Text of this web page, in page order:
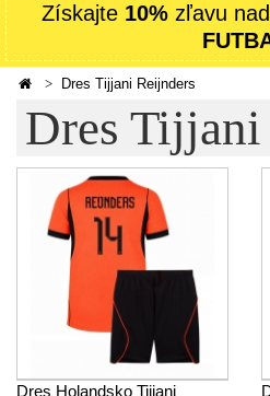
Získajte 10% zľavu nad
Dres Tijjani Reijnders
Dres
Dres Holandsko Tijjani